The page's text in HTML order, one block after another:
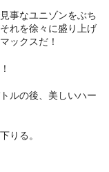
事なユニゾンをぶち
れを徐々に盛り上げ
ックスだ！
ルの後、美しいハー
りる。